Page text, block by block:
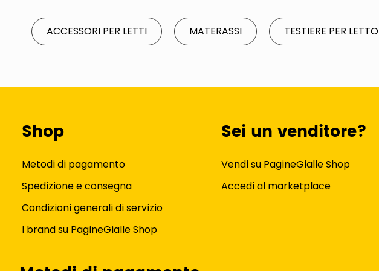
ACCESSORI PER LETTI MATERASSI TESTIERE PER LETTO
Shop
Metodi di pagamento
Spedizione e consegna
Condizioni generali di servizio
I brand su PagineGialle Shop
Sei un venditore?
Vendi su PagineGialle Shop
Accedi al marketplace